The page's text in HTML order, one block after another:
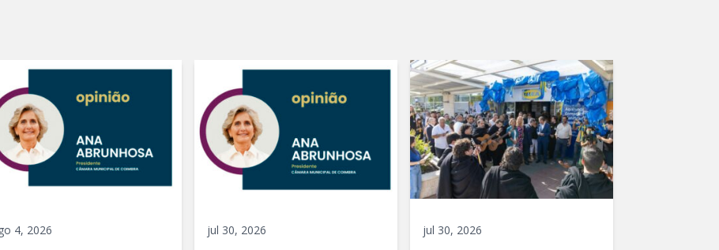
4, 2026 jul 30, 2026 jul 30, 2026